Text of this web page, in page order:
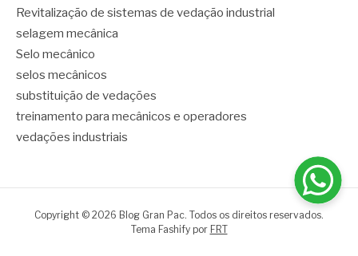
Revitalização de sistemas de vedação industrial
selagem mecânica
Selo mecânico
selos mecânicos
substituição de vedações
treinamento para mecânicos e operadores
vedações industriais
Copyright © 2026 Blog Gran Pac. Todos os direitos reservados.
Tema Fashify por FRT